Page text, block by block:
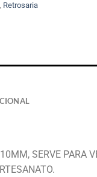
, Retrosaria
SERVE PARA